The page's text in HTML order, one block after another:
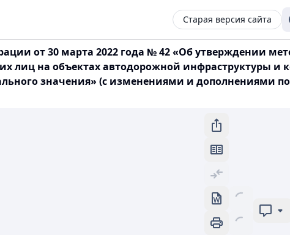
Старая версия сайта
от 30 марта 2022 года № 42 «Об утверждении
лиц на объектах автодорожной инфраструктуры и
значения» (с изменениями и дополнениями по